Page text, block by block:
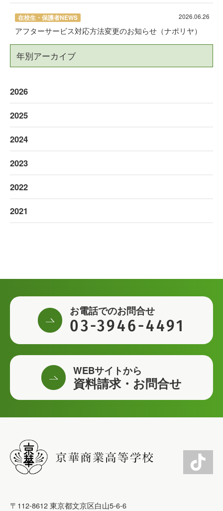
在校生・保護者NEWS 2026.06.26
アフターサービス対応方法変更のお知らせ（ナポリヤ）
年別アーカイブ
2026
2025
2024
2023
2022
2021
お電話でのお問合せ
03-3946-4491
WEBサイトから
資料請求・お問合せ
〒112-8612 東京都文京区白山5-6-6